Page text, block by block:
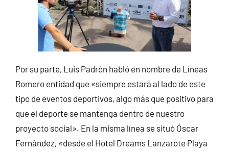
Por su parte, Luis Padrón habló en nombre de Líneas
Romero entidad que «siempre estará al lado de este
tipo de eventos deportivos, algo más que positivo para
que el deporte se mantenga dentro de nuestro
proyecto social». En la misma línea se situó Óscar
Fernández, «desde el Hotel Dreams Lanzarote Playa